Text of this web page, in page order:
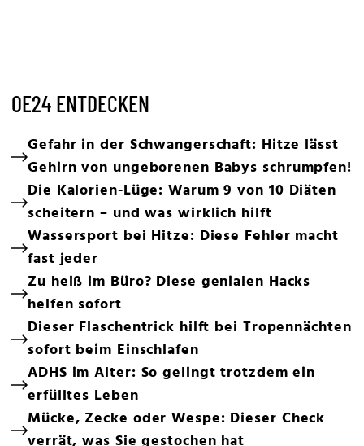
OE24 ENTDECKEN
Gefahr in der Schwangerschaft: Hitze lässt
Gehirn von ungeborenen Babys schrumpfen!
Die Kalorien-Lüge: Warum 9 von 10 Diäten
scheitern – und was wirklich hilft
Wassersport bei Hitze: Diese Fehler macht
fast jeder
Zu heiß im Büro? Diese genialen Hacks
helfen sofort
Dieser Flaschentrick hilft bei Tropennächten
sofort beim Einschlafen
ADHS im Alter: So gelingt trotzdem ein
erfülltes Leben
Mücke, Zecke oder Wespe: Dieser Check